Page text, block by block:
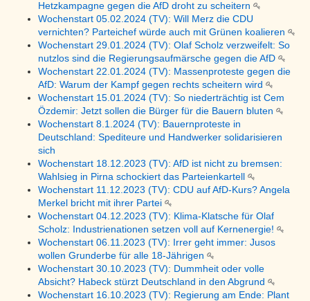
Hetzkampagne gegen die AfD droht zu scheitern
Wochenstart 05.02.2024 (TV): Will Merz die CDU
vernichten? Parteichef würde auch mit Grünen koalieren
Wochenstart 29.01.2024 (TV): Olaf Scholz verzweifelt: So
nutzlos sind die Regierungsaufmärsche gegen die AfD
Wochenstart 22.01.2024 (TV): Massenproteste gegen die
AfD: Warum der Kampf gegen rechts scheitern wird
Wochenstart 15.01.2024 (TV): So niederträchtig ist Cem
Özdemir: Jetzt sollen die Bürger für die Bauern bluten
Wochenstart 8.1.2024 (TV): Bauernproteste in
Deutschland: Spediteure und Handwerker solidarisieren
sich
Wochenstart 18.12.2023 (TV): AfD ist nicht zu bremsen:
Wahlsieg in Pirna schockiert das Parteienkartell
Wochenstart 11.12.2023 (TV): CDU auf AfD-Kurs? Angela
Merkel bricht mit ihrer Partei
Wochenstart 04.12.2023 (TV): Klima-Klatsche für Olaf
Scholz: Industrienationen setzen voll auf Kernenergie!
Wochenstart 06.11.2023 (TV): Irrer geht immer: Jusos
wollen Grunderbe für alle 18-Jährigen
Wochenstart 30.10.2023 (TV): Dummheit oder volle
Absicht? Habeck stürzt Deutschland in den Abgrund
Wochenstart 16.10.2023 (TV): Regierung am Ende: Plant